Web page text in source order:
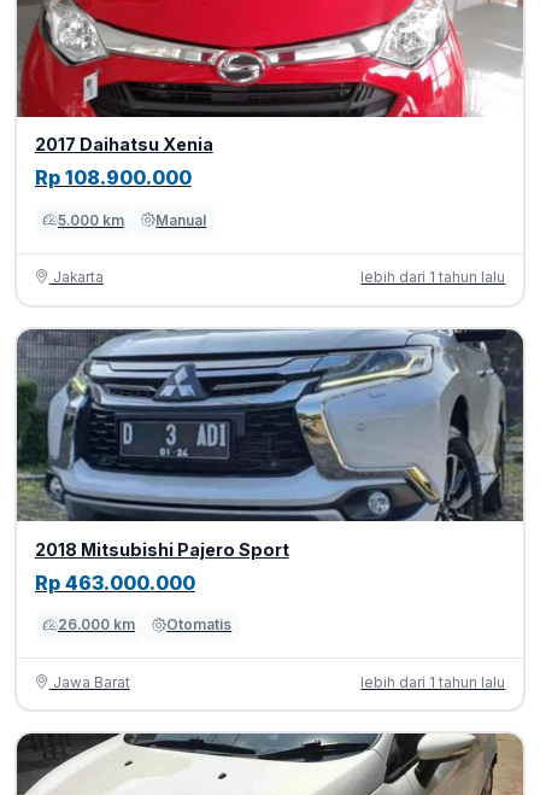
2017 Daihatsu Xenia
Rp 108.900.000
5.000 km Manual
Jakarta lebih dari 1 tahun lalu
2018 Mitsubishi Pajero Sport
Rp 463.000.000
26.000 km Otomatis
Jawa Barat lebih dari 1 tahun lalu